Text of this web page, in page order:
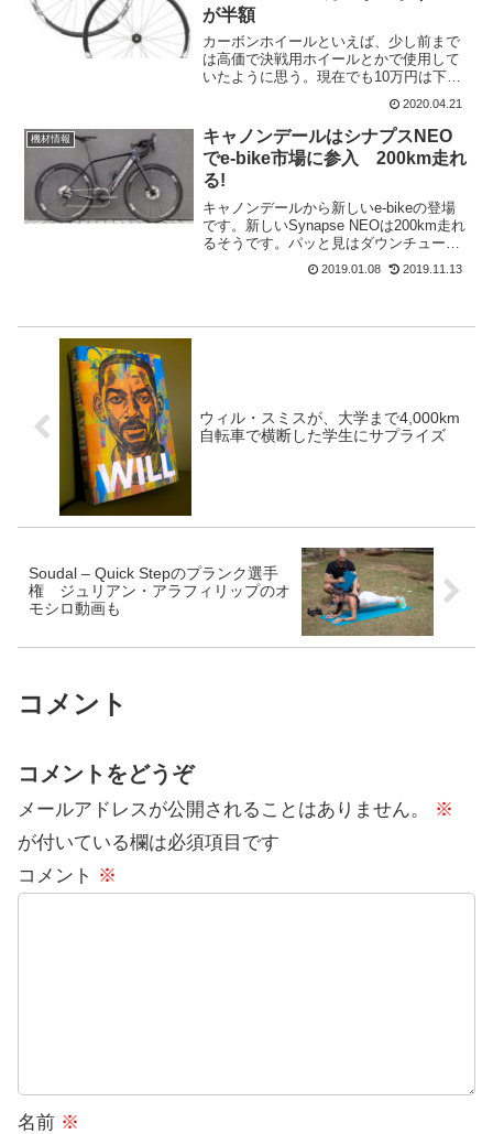
が半額
カーボンホイールといえば、少し前まで
は高価で決戦用ホイールとかで使用して
いたように思う。現在でも10万円は下ら
ないホイールが多い中で、Primeのホイー
ルは安価であることは有名。この中で
も、Prime RR-28 V2は現在Wiggleで半...
2020.04.21
機材情報
キャノンデールはシナプスNEO
でe-bike市場に参入 200km走れ
る!
キャノンデールから新しいe-bikeの登場
です。新しいSynapse NEOは200km走れ
るそうです。パッと見はダウンチュープ
が少し太いかな～という印象です。他の
メーカーと比べると違うのは大きな
2019.01.08 2019.11.13
ウィル・スミスが、大学まで4,000km
自転車で横断した学生にサプライズ
Soudal – Quick Stepのプランク選手
権 ジュリアン・アラフィリップのオ
モシロ動画も
コメント
コメントをどうぞ
メールアドレスが公開されることはありません。
※
が付いている欄は必須項目です
コメント ※
名前 ※